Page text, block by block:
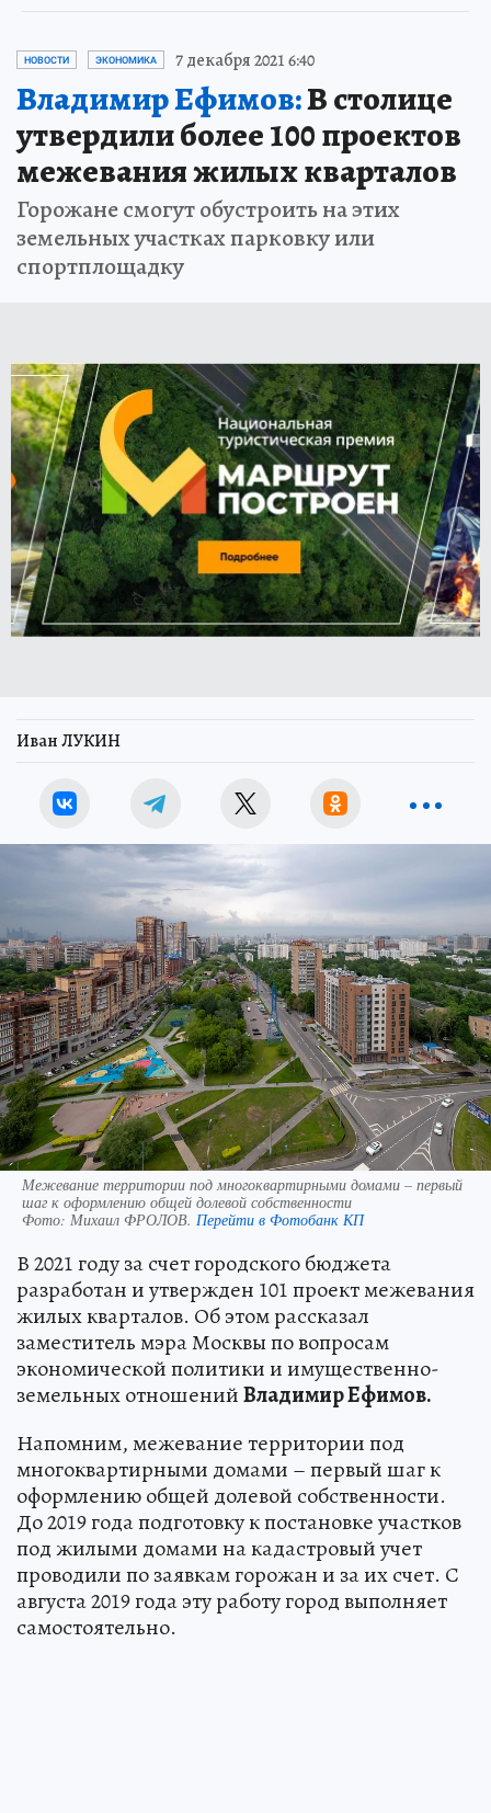
НОВОСТИ ЭКОНОМИКА 7 декабря 2021 6:40
Владимир Ефимов:В столице
утвердили более 100 проектов
межевания жилых кварталов
Горожане смогут обустроить на этих
земельных участках парковку или
спортплощадку
Иван ЛУКИН
Межевание территории под многоквартирными домами – первый
шаг к оформлению общей долевой собственности
Фото: Михаил ФРОЛОВ. Перейти в Фотобанк КП
В 2021 году за счет городского бюджета
разработан и утвержден 101 проект межевания
жилых кварталов. Об этом рассказал
заместитель мэра Москвы по вопросам
экономической политики и имущественно-
земельных отношенийВладимир Ефимов.
Напомним, межевание территории под
многоквартирными домами – первый шаг к
оформлению общей долевой собственности.
До 2019 года подготовку к постановке участков
под жилыми домами на кадастровый учет
проводили по заявкам горожан и за их счет. С
августа 2019 года эту работу город выполняет
самостоятельно.